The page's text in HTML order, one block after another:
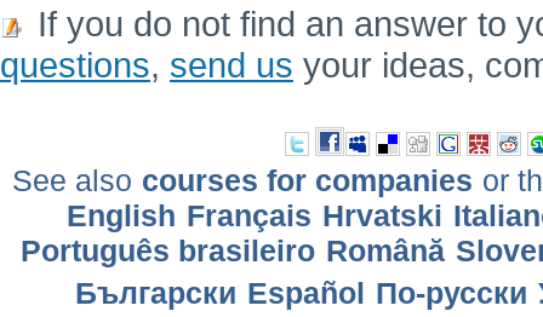
If you do not find an answer to
questions, send us your ideas,
See also courses for companies or
English Français Hrvatski
Português brasileiro Română
Български Еspañol По-русски